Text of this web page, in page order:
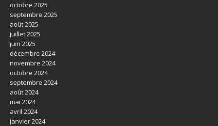
octobre 2025
septembre 2025
août 2025
juillet 2025
juin 2025
décembre 2024
novembre 2024
octobre 2024
septembre 2024
août 2024
mai 2024
avril 2024
janvier 2024